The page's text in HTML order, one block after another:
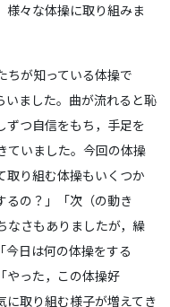
様々な体操に取り組みま
ちが知っている体操で
いました。曲が流れると恥
ずつ自信をもち，手足を
ていました。今回の体操
取り組む体操もいくつか
るの？」「次（の動き
なさもありましたが，繰
今日は何の体操をする
やった，この体操好
に取り組む様子が増えてき